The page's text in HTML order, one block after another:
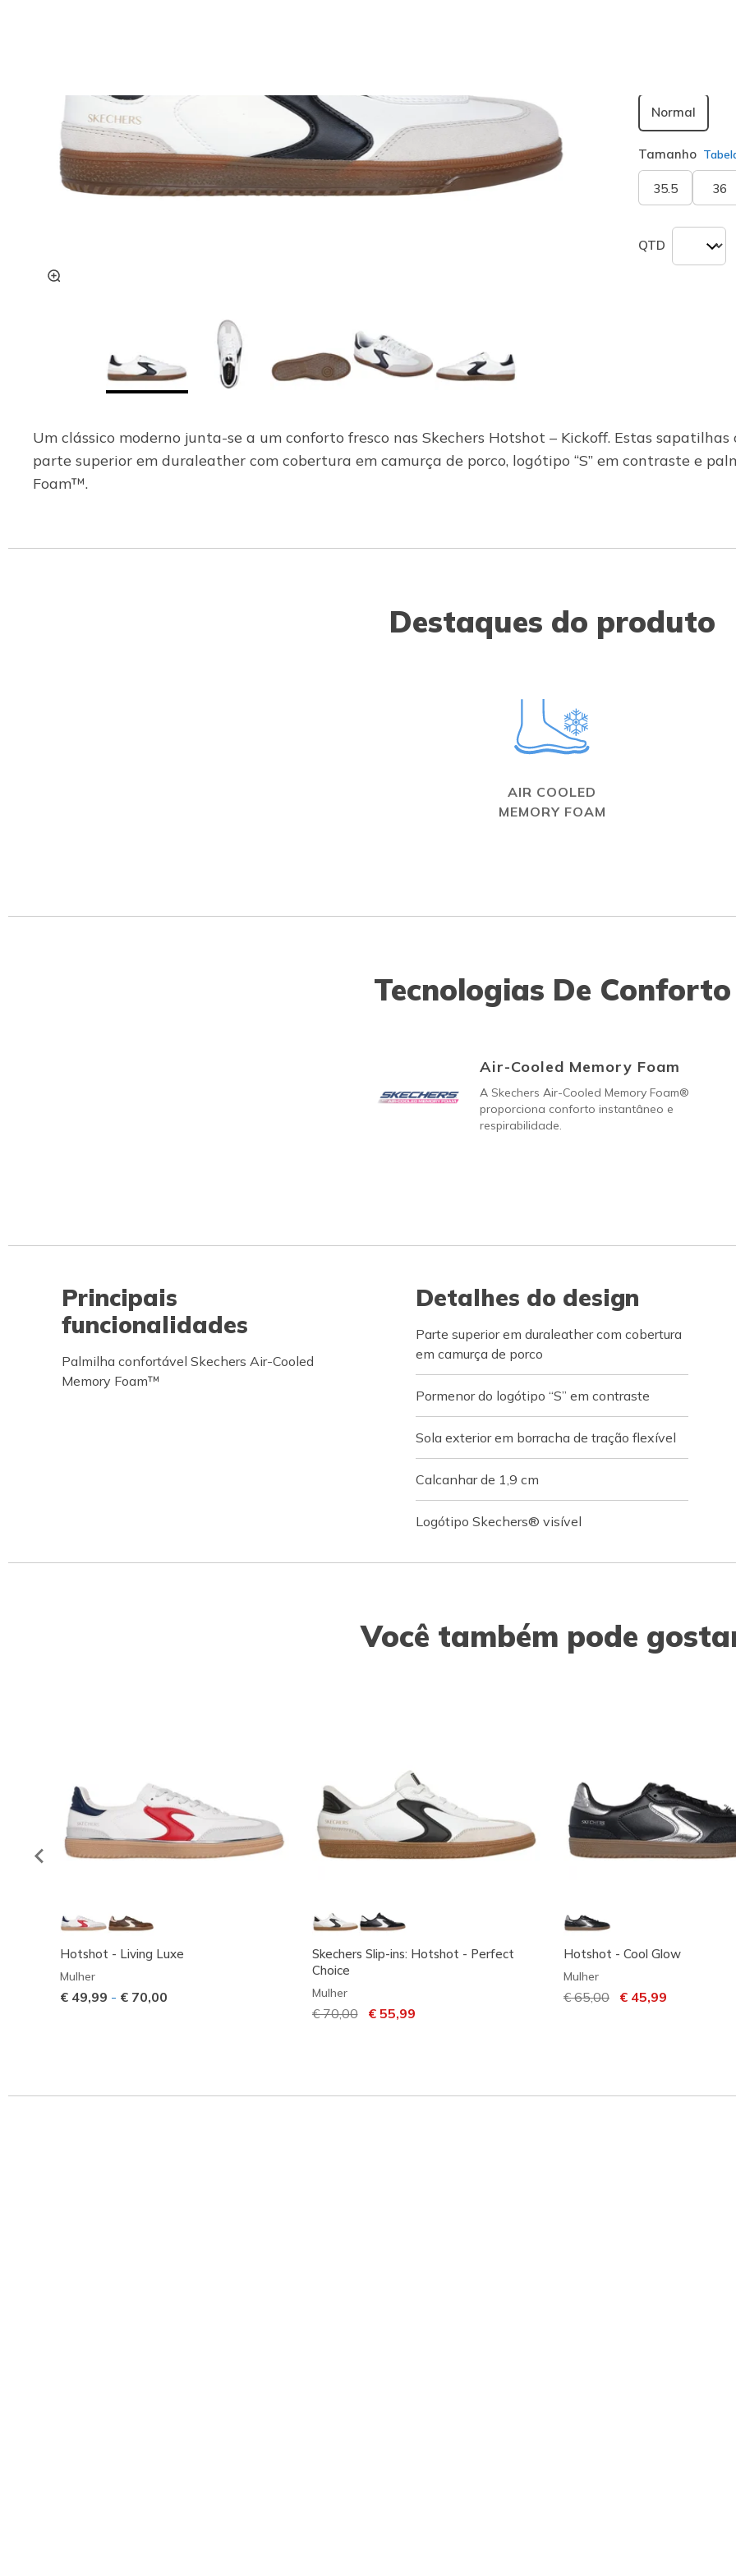
Normal
Tamanho
35.5 36
QTD
Um clássico moderno junta-se a um conforto fresco nas Skechers Hotshot – Kickoff. Estas
parte superior em duraleather com cobertura em camurça de porco, logótipo “S” em contraste e
Foam™.
Destaques do produto
AIR COOLED
MEMORY FOAM
Tecnologias De Conforto
Air-Cooled Memory Foam
A Skechers Air-Cooled Memory Foam®
proporciona conforto instantâneo e
respirabilidade.
Principais
funcionalidades
Palmilha confortável Skechers Air-Cooled
Memory Foam™
Detalhes do design
Parte superior em duraleather com cobertura
em camurça de porco
Pormenor do logótipo “S” em contraste
Sola exterior em borracha de tração flexível
Calcanhar de 1,9 cm
Logótipo Skechers® visível
Você também pode
Hotshot - Living Luxe
Mulher
€ 49,99 - € 70,00
Skechers Slip-ins: Hotshot - Perfect
Choice
Mulher
Preço com desconto de
€ 70,00para
€ 55,99
Hotshot - Cool Glow
Mulher
Preço com desconto de
€ 65,00 para
€ 45,99